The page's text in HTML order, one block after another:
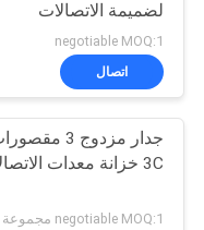
خزانة
19
لضميمة الاتصالات
negotiable MOQ:1
اتصال
جدار مزدوج 3
3C خزانة معدات الاتصالات
negotiable MOQ:1 مجموعة